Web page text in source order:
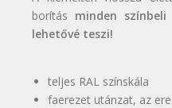
borítás minden színbeli
lehetővé teszi!
teljes RAL színskála
faerezet utánzat, az